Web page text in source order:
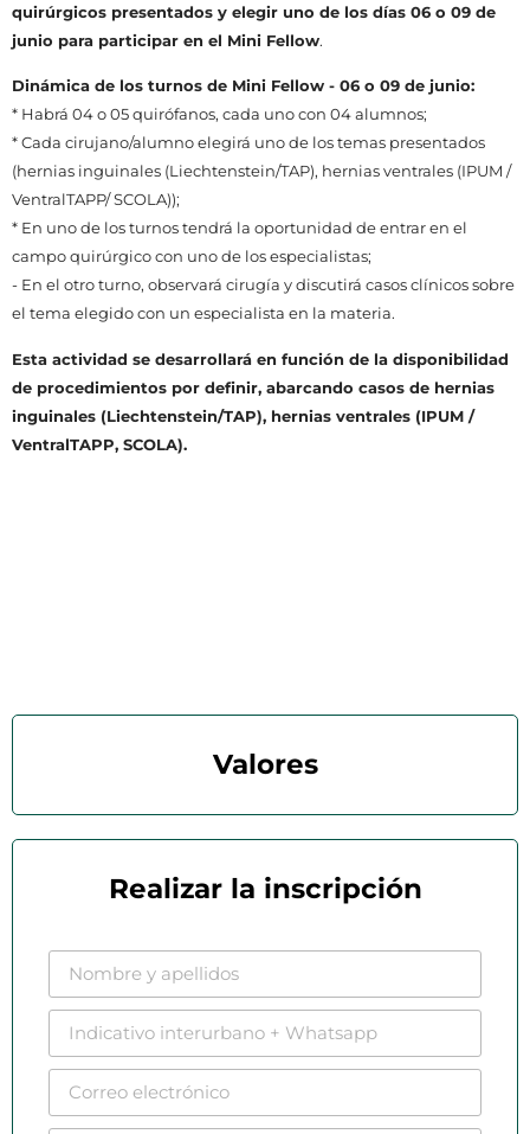
quirúrgicos presentados y elegir uno de los días 06 o 09 de
junio para participar en el Mini Fellow.
Dinámica de los turnos de Mini Fellow - 06 o 09 de junio:
* Habrá 04 o 05 quirófanos, cada uno con 04 alumnos;
* Cada cirujano/alumno elegirá uno de los temas presentados
(hernias inguinales (Liechtenstein/TAP), hernias ventrales (IPUM /
VentralTAPP/ SCOLA));
* En uno de los turnos tendrá la oportunidad de entrar en el
campo quirúrgico con uno de los especialistas;
- En el otro turno, observará cirugía y discutirá casos clínicos sobre
el tema elegido con un especialista en la materia.
Esta actividad se desarrollará en función de la disponibilidad
de procedimientos por definir, abarcando casos de hernias
inguinales (Liechtenstein/TAP), hernias ventrales (IPUM /
VentralTAPP, SCOLA).
Valores
Realizar la inscripción